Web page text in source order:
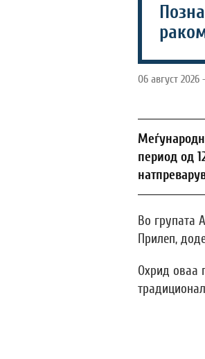
06 август 2026
период од
Во групата
Прилеп,
Охрид оваа